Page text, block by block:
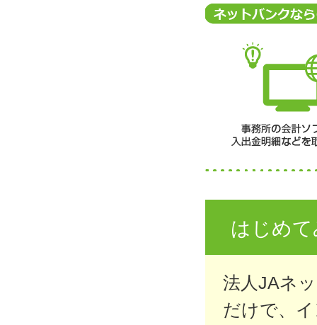
はじめ
法人JAネ
だけで、